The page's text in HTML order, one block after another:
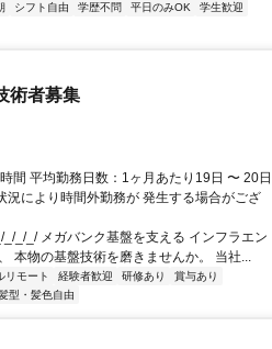
シフト自由 学歴不問 平日のみOK
学生歓迎
術者募集
間 平均勤務日数：1ヶ月あたり19日 〜 20日
により時間外勤務が 発生する場合がござ
_/_/ メガバンク基盤を支える インフラエン
本物の基盤技術を磨きませんか。 当社...
リモート 経験者歓迎 研修あり
賞与あり
型・髪色自由